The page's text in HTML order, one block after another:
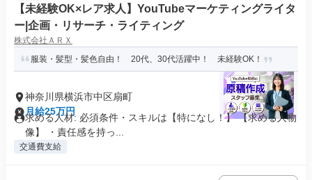
【未経験OK×レア求人】YouTubeマーケティングライタ
ー|企画・リサーチ・ライティング
株式会社ＡＲＸ
服装・髪型・髪色自由！ 20代、30代活躍中！ 未経験OK！
神奈川県横浜市中区扇町
月給25万円
求める人材: 必須条件・スキルは【特になし！】 【求める人物
像】 ・責任感を持っ...
交通費支給